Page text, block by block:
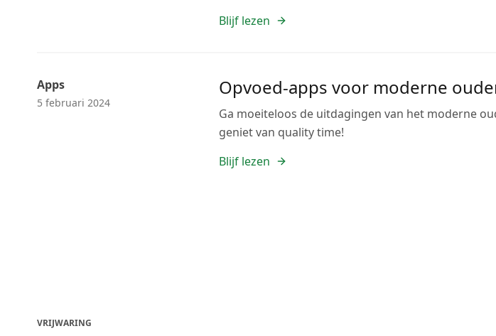
Blijf lezen
Apps
5 februari 2024
Opvoed-apps voor moderne
Ga moeiteloos de uitdagingen van het moderne
geniet van quality time!
Blijf lezen
VRIJWARING